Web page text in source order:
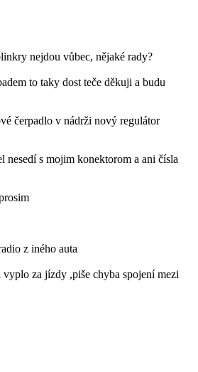
nejdou vůbec, nějaké rady?
to taky dost teče děkuji a budu
čerpadlo v nádrži nový regulátor
nesedí s mojim konektorom a ani čísla
z iného auta
za jízdy ,piše chyba spojení mezi
by někdo jak se toho zbavit? Díky
elektrické?